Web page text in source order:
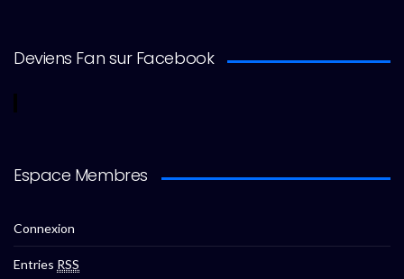
Deviens Fan sur Facebook
Espace Membres
Connexion
Entries RSS